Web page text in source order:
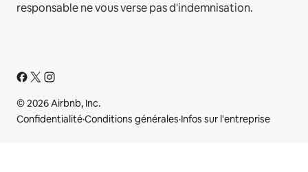
responsable ne vous verse pas d'indemnisation.
© 2026 Airbnb, Inc.
Confidentialité·Conditions générales·Infos sur l'entreprise